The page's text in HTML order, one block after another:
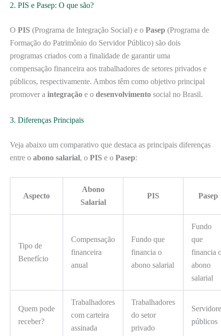
2. PIS e Pasep: O que são?
O PIS (Programa de Integração Social) e o Pasep (Programa de
Formação do Patrimônio do Servidor Público) são dois
programas criados com a finalidade de garantir uma
compensação financeira aos trabalhadores de setores privados e
públicos, respectivamente. Ambos têm como objetivo principal
promover a integração e o desenvolvimento social no Brasil.
3. Diferenças Principais
Veja abaixo um comparativo que destaca as principais diferenças
entre o abono salarial, o PIS e o Pasep:
Aspecto
Abono
Salarial
PIS Pasep
Tipo de
Benefício
Compensação
financeira
anual
Fundo que
financia o
abono salarial
Fundo
que
financia
abono
salarial
Quem pode
receber?
Trabalhadores
com carteira
assinada
Trabalhadores
do setor
privado
públicos